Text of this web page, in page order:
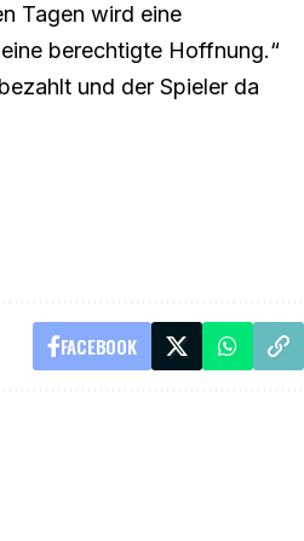
Tagen wird eine
berechtigte Hoffnung.“
und der Spieler da
FACEBOOK